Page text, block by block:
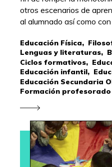
otros escenarios de
al alumnado así como
Educación Física,
Lenguas y literaturas,
Ciclos formativos,
Educación infantil,
Educación Secundaria
Formación profesorado